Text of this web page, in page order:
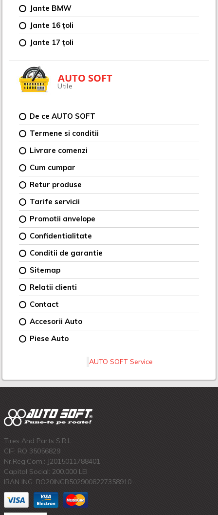
Jante BMW
Jante 16 țoli
Jante 17 țoli
AUTO SOFT
Utile
De ce AUTO SOFT
Termene si conditii
Livrare comenzi
Cum cumpar
Retur produse
Tarife servicii
Promotii anvelope
Confidentialitate
Conditii de garantie
Sitemap
Relatii clienti
Contact
Accesorii Auto
Piese Auto
AUTO SOFT Service
Tires And Parts S.R.L.
CIF: RO 35056829
Nr.Reg.Com.: J2015011788401
Capital Social: 200.000 LEI
IBAN ING: RO20INGB5029008227358910